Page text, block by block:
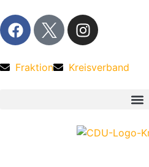
Fraktion Kreisverband